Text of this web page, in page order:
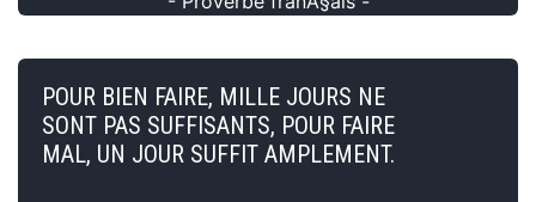
POUR BIEN FAIRE, MILLE JOURS NE
SONT PAS SUFFISANTS, POUR FAIRE
MAL, UN JOUR SUFFIT AMPLEMENT.